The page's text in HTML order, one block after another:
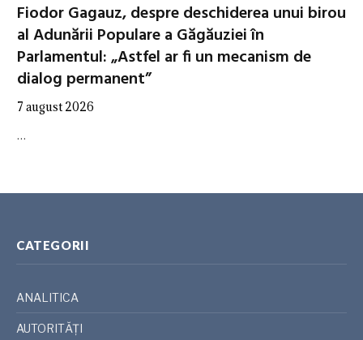
Fiodor Gagauz, despre deschiderea unui birou
al Adunării Populare a Găgăuziei în
Parlamentul: „Astfel ar fi un mecanism de
dialog permanent”
7 august 2026
…
CATEGORII
ANALITICA
AUTORITĂȚI